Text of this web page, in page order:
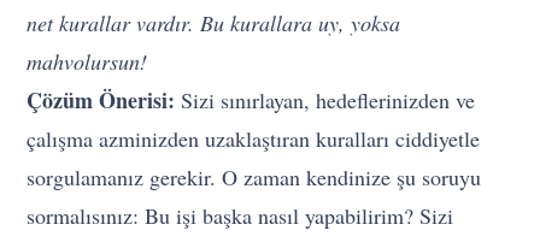
net kurallar vardır. Bu kurallara uy, yoksa
mahvolursun!
Çözüm Önerisi:Sizi sınırlayan, hedeflerinizden ve
çalışma azminizden uzaklaştıran kuralları ciddiyetle
sorgulamanız gerekir. O zaman kendinize şu soruyu
sormalısınız: Bu işi başka nasıl yapabilirim? Sizi